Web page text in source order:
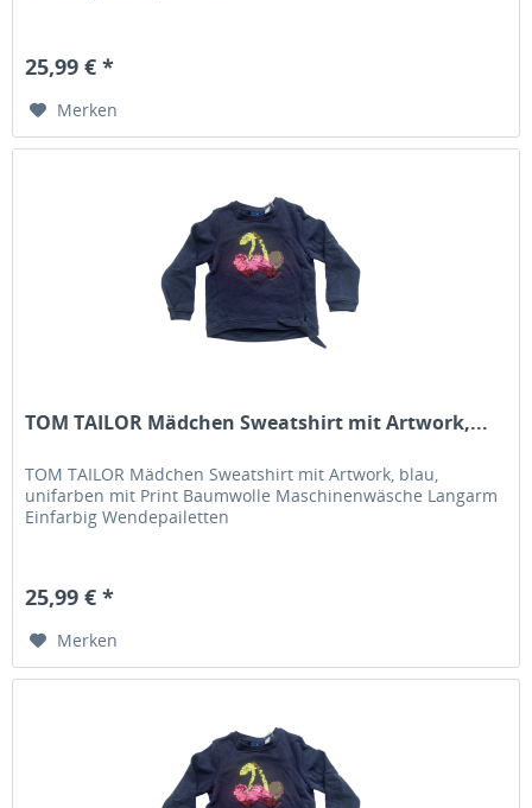
25,99 € *
Merken
TOM TAILOR Mädchen Sweatshirt mit Artwork,...
TOM TAILOR Mädchen Sweatshirt mit Artwork, blau,
unifarben mit Print Baumwolle Maschinenwäsche Langarm
Einfarbig Wendepailetten
25,99 € *
Merken